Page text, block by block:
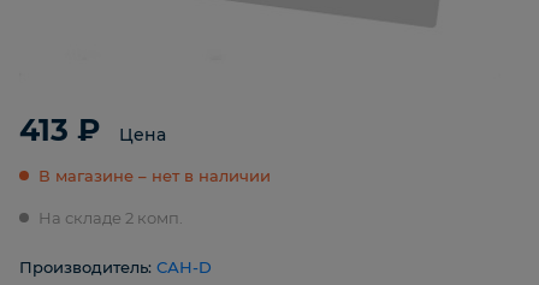
413 ₽ Цена
В магазине – нет в наличии
На складе 2 комп.
Производитель: САН-D